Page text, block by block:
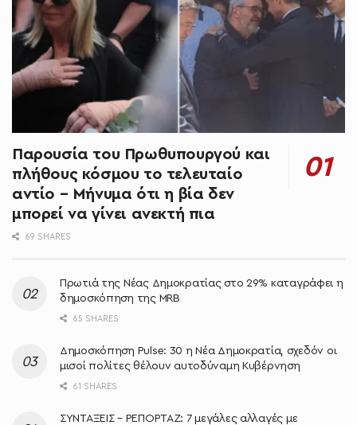
Παρουσία του Πρωθυπουργού και
πλήθους κόσμου το τελευταίο
αντίο – Μήνυμα ότι η βία δεν
μπορεί να γίνει ανεκτή πια
69 SHARES
Πρωτιά της Νέας Δημοκρατίας στο 29% καταγράφει η
δημοσκόπηση της MRB
65 SHARES
Δημοσκόπηση Pulse: 30 η Νέα Δημοκρατία, σχεδόν οι
μισοί πολίτες θέλουν αυτοδύναμη Κυβέρνηση
61 SHARES
ΣΥΝΤΑΞΕΙΣ – ΡΕΠΟΡΤΑΖ: 7 μεγάλες αλλαγές με